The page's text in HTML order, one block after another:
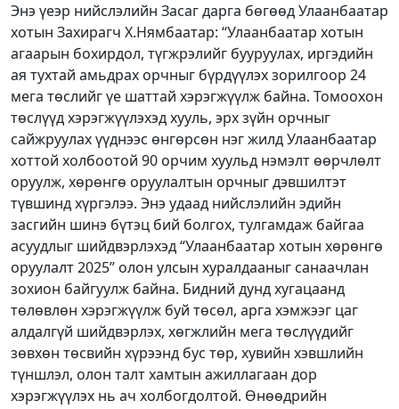
Энэ үеэр нийслэлийн Засаг дарга бөгөөд Улаанбаатар
хотын Захирагч Х.Нямбаатар: “Улаанбаатар хотын
агаарын бохирдол, түгжрэлийг бууруулах, иргэдийн
ая тухтай амьдрах орчныг бүрдүүлэх зорилгоор 24
мега төслийг үе шаттай хэрэгжүүлж байна. Томоохон
төслүүд хэрэгжүүлэхэд хууль, эрх зүйн орчныг
сайжруулах үүднээс өнгөрсөн нэг жилд Улаанбаатар
хоттой холбоотой 90 орчим хуульд нэмэлт өөрчлөлт
оруулж, хөрөнгө оруулалтын орчныг дэвшилтэт
түвшинд хүргэлээ. Энэ удаад нийслэлийн эдийн
засгийн шинэ бүтэц бий болгох, тулгамдаж байгаа
асуудлыг шийдвэрлэхэд “Улаанбаатар хотын хөрөнгө
оруулалт 2025” олон улсын хуралдааныг санаачлан
зохион байгуулж байна. Бидний дунд хугацаанд
төлөвлөн хэрэгжүүлж буй төсөл, арга хэмжээг цаг
алдалгүй шийдвэрлэх, хөгжлийн мега төслүүдийг
зөвхөн төсвийн хүрээнд бус төр, хувийн хэвшлийн
түншлэл, олон талт хамтын ажиллагаан дор
хэрэгжүүлэх нь ач холбогдолтой. Өнөөдрийн